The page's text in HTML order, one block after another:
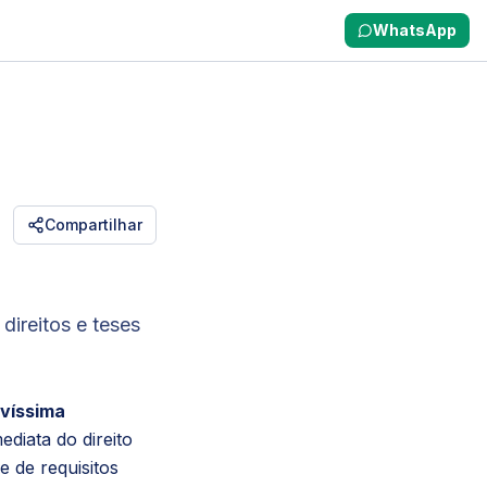
WhatsApp
Compartilhar
e teses
do direito
de requisitos